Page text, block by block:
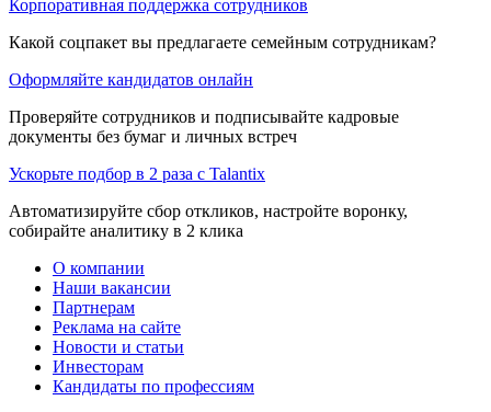
Корпоративная поддержка сотрудников
Какой соцпакет вы предлагаете семейным сотрудникам?
Оформляйте кандидатов онлайн
Проверяйте сотрудников и подписывайте кадровые
документы без бумаг и личных встреч
Ускорьте подбор в 2 раза с Talantix
Автоматизируйте сбор откликов, настройте воронку,
собирайте аналитику в 2 клика
О компании
Наши вакансии
Партнерам
Реклама на сайте
Новости и статьи
Инвесторам
Кандидаты по профессиям